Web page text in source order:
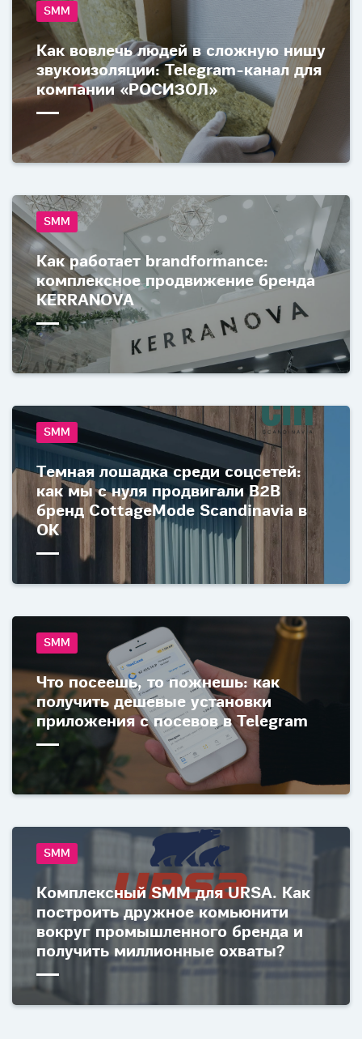
SMM
Как вовлечь людей в сложную нишу
звукоизоляции: Telegram-канал для
компании «РОСИЗОЛ»
SMM
Как работает brandformance:
комплексное продвижение бренда
KERRANOVA
SMM
Темная лошадка среди соцсетей:
как мы с нуля продвигали B2B
бренд CottageMode Scandinavia в
ОК
SMM
Что посеешь, то пожнешь: как
получить дешевые установки
приложения c посевов в Telegram
SMM
Комплексный SMM для URSA. Как
построить дружное комьюнити
вокруг промышленного бренда и
получить миллионные охваты?